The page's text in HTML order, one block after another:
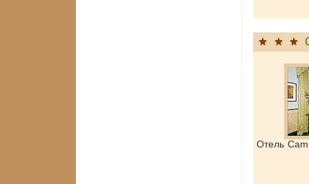
Отель